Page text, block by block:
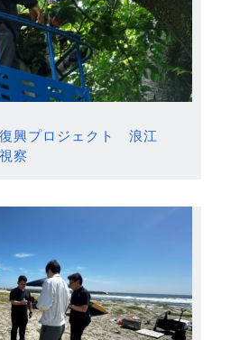
興プロジェクト 浪江
察